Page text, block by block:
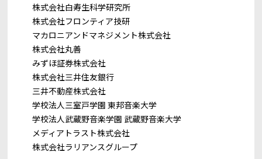
株式会社白寿生科学研究所
株式会社フロンティア技研
マカロニアンドマネジメント株式会社
株式会社丸善
みずほ証券株式会社
株式会社三井住友銀行
三井不動産株式会社
学校法人三室戸学園 東邦音楽大学
学校法人武蔵野音楽学園 武蔵野音楽大学
メディアトラスト株式会社
株式会社ラリアンスグループ